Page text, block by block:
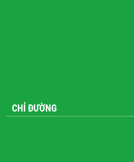
CHỈ ĐƯỜNG